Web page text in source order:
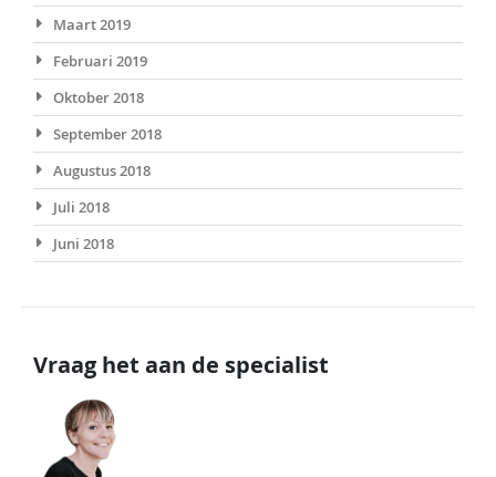
Maart 2019
Februari 2019
Oktober 2018
September 2018
Augustus 2018
Juli 2018
Juni 2018
Vraag het aan de specialist